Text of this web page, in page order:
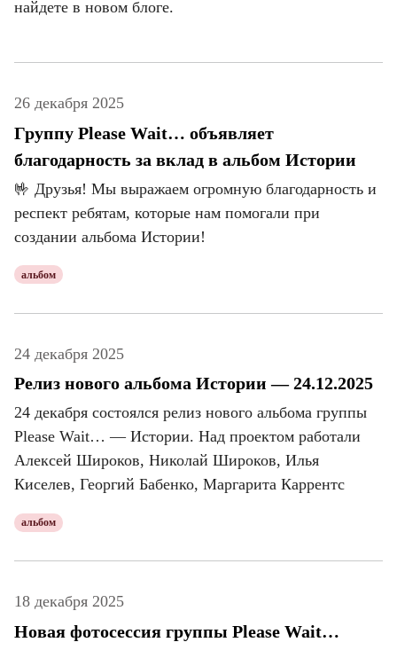
найдете в новом блоге.
26 декабря 2025
Группу Please Wait… объявляет
благодарность за вклад в альбом Истории
🤟 Друзья! Мы выражаем огромную благодарность и
респект ребятам, которые нам помогали при
создании альбома Истории!
альбом
24 декабря 2025
Релиз нового альбома Истории — 24.12.2025
24 декабря состоялся релиз нового альбома группы
Please Wait… — Истории. Над проектом работали
Алексей Широков, Николай Широков, Илья
Киселев, Георгий Бабенко, Маргарита Каррентс
альбом
18 декабря 2025
Новая фотосессия группы Please Wait…